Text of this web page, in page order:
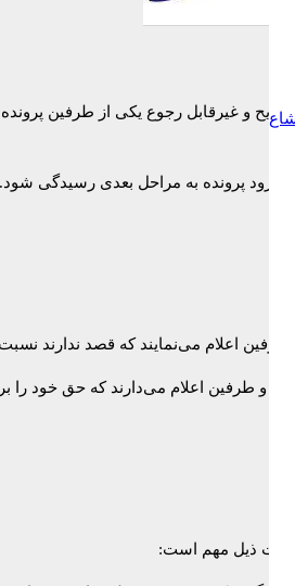
صریح و غیرقابل رجوع یکی از طرفین
ورود پرونده به مراحل بعدی رسیدگی شود.
اعلام می‌نمایند که قصد ندارند
و طرفین اعلام می‌دارند که حق خود
نکات ذیل مهم است: